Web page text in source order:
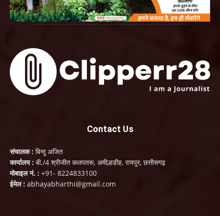
Contact Us
संचालक : बिन्दु अजित
कार्यालय : बी./4 श्रीजीत कलपतरू, अमील्हडीह, रायपुर, छत्तीसगढ़
मोबाइल नं. : +91- 8224833100
ईमेल : abhayabharthi@gmail.com